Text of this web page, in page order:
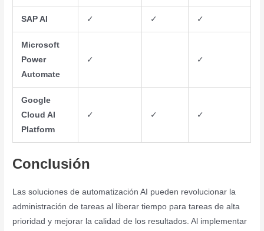
SAP AI ✓ ✓ ✓
Microsoft
Power
Automate
✓ ✓
Google
Cloud AI
Platform
✓ ✓ ✓
Conclusión
Las soluciones de automatización AI pueden revolucionar la
administración de tareas al liberar tiempo para tareas de alta
prioridad y mejorar la calidad de los resultados. Al implementar